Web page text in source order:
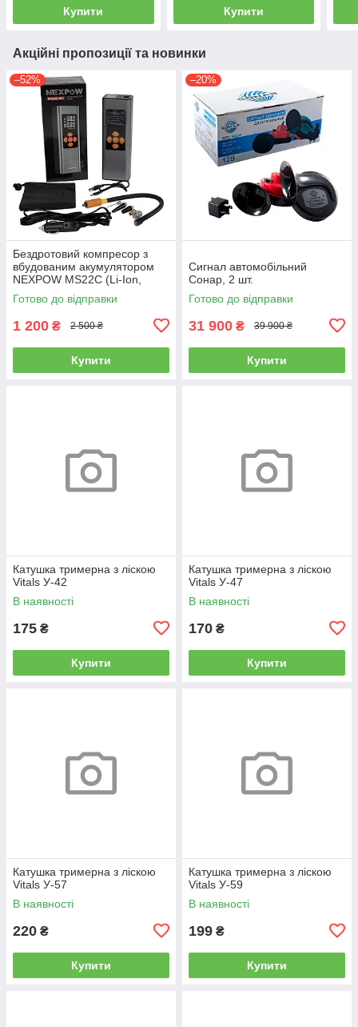
Купити Купити
Акційні пропозиції та новинки
–52%
Бездротовий компресор з
вбудованим акумулятором
NEXPOW MS22C (Li-Ion,
6000 mAh, 60W)
Готово до відправки
1 200 ₴ 2 500 ₴
Купити
–20%
Сигнал автомобільний
Сонар, 2 шт.
Готово до відправки
31 900 ₴ 39 900 ₴
Купити
Катушка тримерна з ліскою
Vitals У-42
В наявності
175 ₴
Купити
Катушка тримерна з ліскою
Vitals У-47
В наявності
170 ₴
Купити
Катушка тримерна з ліскою
Vitals У-57
В наявності
220 ₴
Купити
Катушка тримерна з ліскою
Vitals У-59
В наявності
199 ₴
Купити